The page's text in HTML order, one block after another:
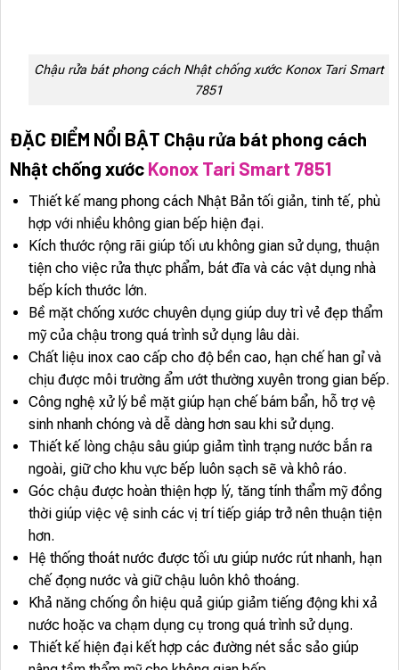
Chậu rửa bát phong cách Nhật chống xước Konox Tari Smart
7851
ĐẶC ĐIỂM NỔI BẬT Chậu rửa bát phong cách
Nhật chống xước Konox Tari Smart 7851
Thiết kế mang phong cách Nhật Bản tối giản, tinh tế, phù
hợp với nhiều không gian bếp hiện đại.
Kích thước rộng rãi giúp tối ưu không gian sử dụng, thuận
tiện cho việc rửa thực phẩm, bát đĩa và các vật dụng nhà
bếp kích thước lớn.
Bề mặt chống xước chuyên dụng giúp duy trì vẻ đẹp thẩm
mỹ của chậu trong quá trình sử dụng lâu dài.
Chất liệu inox cao cấp cho độ bền cao, hạn chế han gỉ và
chịu được môi trường ẩm ướt thường xuyên trong gian bếp.
Công nghệ xử lý bề mặt giúp hạn chế bám bẩn, hỗ trợ vệ
sinh nhanh chóng và dễ dàng hơn sau khi sử dụng.
Thiết kế lòng chậu sâu giúp giảm tình trạng nước bắn ra
ngoài, giữ cho khu vực bếp luôn sạch sẽ và khô ráo.
Góc chậu được hoàn thiện hợp lý, tăng tính thẩm mỹ đồng
thời giúp việc vệ sinh các vị trí tiếp giáp trở nên thuận tiện
hơn.
Hệ thống thoát nước được tối ưu giúp nước rút nhanh, hạn
chế đọng nước và giữ chậu luôn khô thoáng.
Khả năng chống ồn hiệu quả giúp giảm tiếng động khi xả
nước hoặc va chạm dụng cụ trong quá trình sử dụng.
Thiết kế hiện đại kết hợp các đường nét sắc sảo giúp